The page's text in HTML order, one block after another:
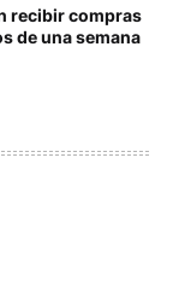
recibir compras
de una semana